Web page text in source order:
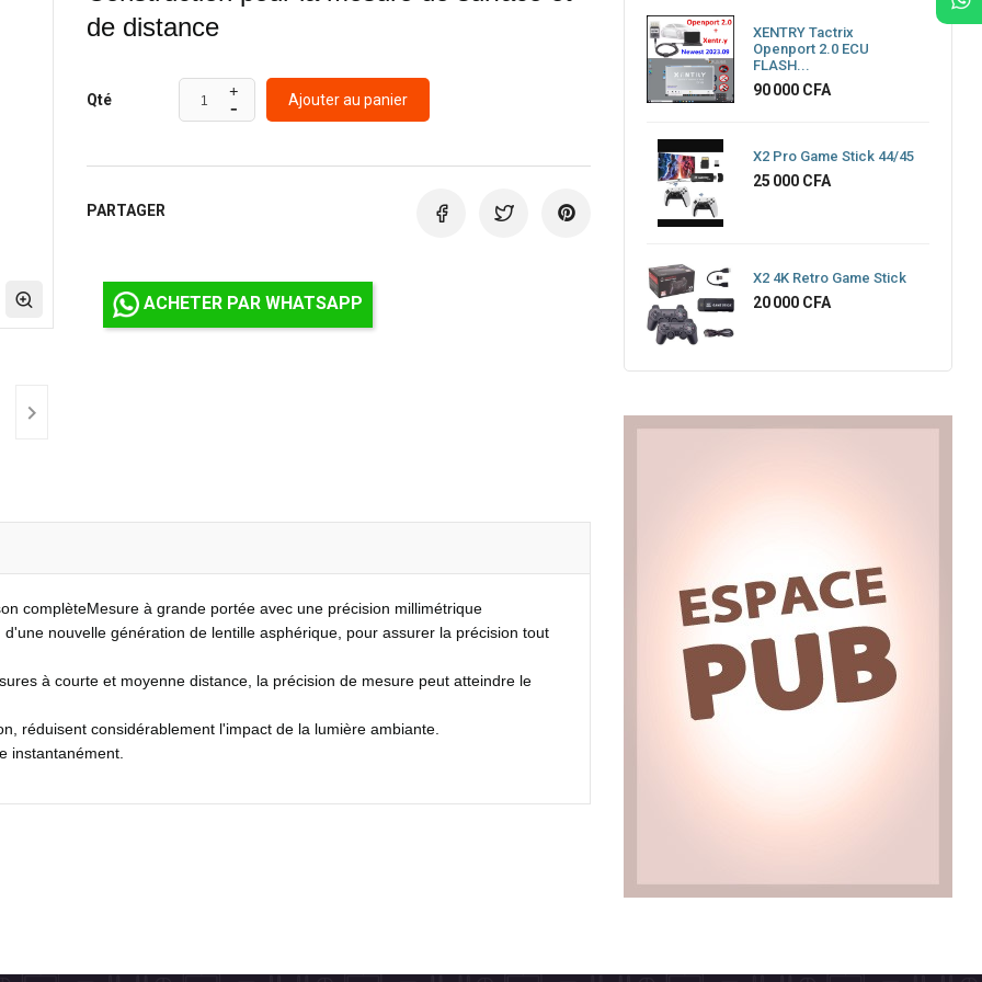

de distance
Qté Ajouter au panier
PARTAGER
ACHETER PAR WHATSAPP
complèteMesure à grande portée avec une précision millimétrique
nouvelle génération de lentille asphérique, pour assurer la précision tout
à courte et moyenne distance, la précision de mesure peut atteindre le
réduisent considérablement l'impact de la lumière ambiante.
instantanément.
XENTRY Tactrix
Openport 2.0 ECU
FLASH...
Prix
90 000 CFA
X2 Pro Game Stick 44/45
Prix
25 000 CFA
X2 4K Retro Game Stick
Prix
20 000 CFA